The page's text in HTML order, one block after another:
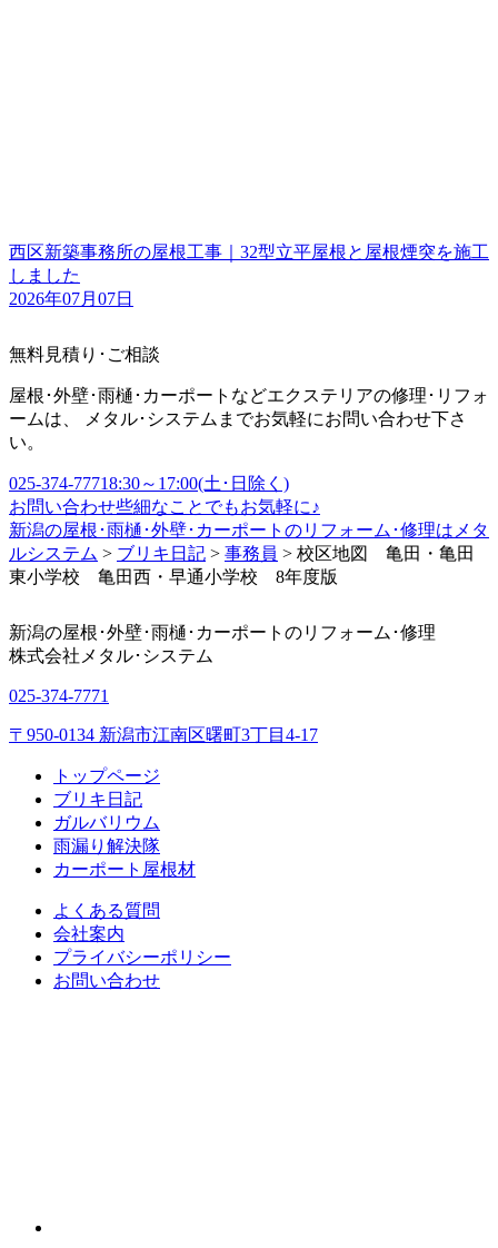
西区新築事務所の屋根工事｜32型立平屋根と屋根煙突を施工
しました
2026年07月07日
無料見積り･ご相談
屋根･外壁･雨樋･カーポートなどエクステリアの修理･リフォ
ームは、 メタル･システムまでお気軽にお問い合わせ下さ
い。
025-374-77718:30～17:00(土･日除く)
お問い合わせ些細なことでもお気軽に♪
新潟の屋根･雨樋･外壁･カーポートのリフォーム･修理はメタ
ルシステム > ブリキ日記 > 事務員 > 校区地図 亀田・亀田
東小学校 亀田西・早通小学校 8年度版
新潟の屋根･外壁･雨樋･カーポートのリフォーム･修理
株式会社 メタル･システム
025-374-7771
〒950-0134 新潟市江南区曙町3丁目4-17
トップページ
ブリキ日記
ガルバリウム
雨漏り解決隊
カーポート屋根材
よくある質問
会社案内
プライバシーポリシー
お問い合わせ